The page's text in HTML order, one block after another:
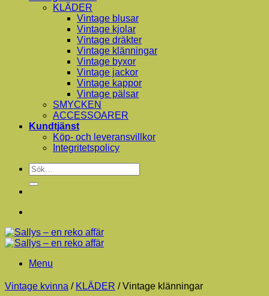
KLÄDER
Vintage blusar
Vintage kjolar
Vintage dräkter
Vintage klänningar
Vintage byxor
Vintage jackor
Vintage kappor
Vintage pälsar
SMYCKEN
ACCESSOARER
Kundtjänst
Köp- och leveransvillkor
Integritetspolicy
Sök
efter:
Menu
Vintage kvinna / KLÄDER /Vintage klänningar